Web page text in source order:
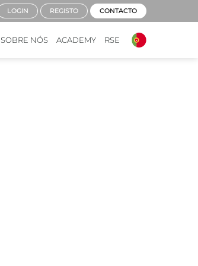
SOBRE NÓS ACADEMY RSE
LOGIN REGISTO CONTACTO